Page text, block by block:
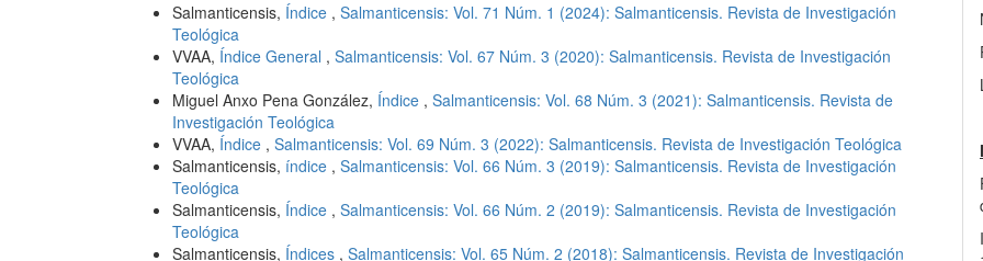
Salmanticensis, Índice , Salmanticensis: Vol. 71 Núm. 1 (2024): Salmanticensis. Revista de Investigación
Teológica
VVAA, Índice General , Salmanticensis: Vol. 67 Núm. 3 (2020): Salmanticensis. Revista de Investigación
Teológica
Miguel Anxo Pena González, Índice , Salmanticensis: Vol. 68 Núm. 3 (2021): Salmanticensis. Revista de
Investigación Teológica
VVAA, Índice , Salmanticensis: Vol. 69 Núm. 3 (2022): Salmanticensis. Revista de Investigación Teológica
Salmanticensis, índice , Salmanticensis: Vol. 66 Núm. 3 (2019): Salmanticensis. Revista de Investigación
Teológica
Salmanticensis, Índice , Salmanticensis: Vol. 66 Núm. 2 (2019): Salmanticensis. Revista de Investigación
Teológica
Salmanticensis, Índices , Salmanticensis: Vol. 65 Núm. 2 (2018): Salmanticensis. Revista de Investigación